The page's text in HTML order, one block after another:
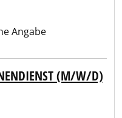
Angabe
(M/W/D)